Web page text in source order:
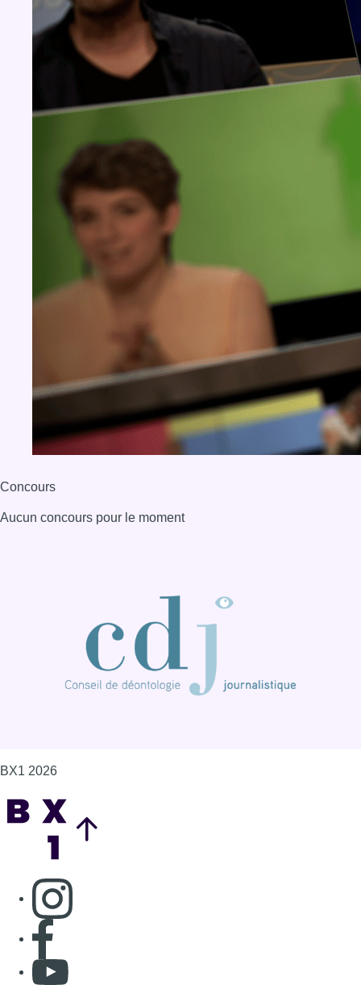
Concours
Aucun concours pour le moment
BX1 2026
Consulter page Instagram
Consulter page Facebook
Consulter Youtube